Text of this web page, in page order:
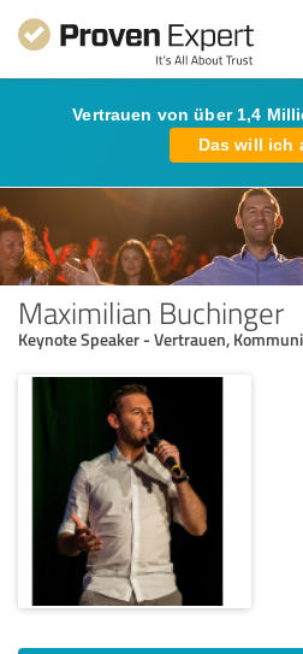
Vertrauen von über 1,4
Das will ich
Maximilian Buchinger
Keynote Speaker - Vertrauen,